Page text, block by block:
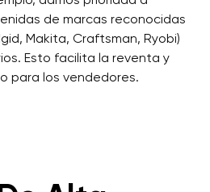
de marcas reconocidas
Makita, Craftsman, Ryobi)
Esto facilita la reventa y
para los vendedores.